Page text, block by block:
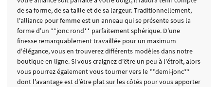
de sa forme, de sa taille et de sa largeur. Traditionnellement,
l'alliance pour femme est un anneau qui se présente sous la
forme d'un **jonc rond** parfaitement sphérique. D'une
finesse remarquablement travaillée pour un maximum
d'élégance, vous en trouverez différents modèles dans notre
boutique en ligne. Si vous craignez d'être un peu à l'étroit, alors
vous pourrez également vous tourner vers le **demi-jonc**
dont l'avantage est d'être plat sur les côtés pour vous apporter